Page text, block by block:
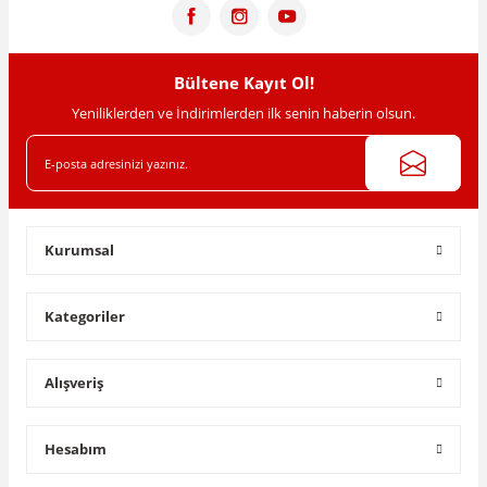
Ürün fiyatı diğer sitelerden daha pahalı.
Gönder
Bültene Kayıt Ol!
Yeniliklerden ve İndirimlerden ilk senin haberin olsun.
Kurumsal
Kategoriler
Alışveriş
Hesabım